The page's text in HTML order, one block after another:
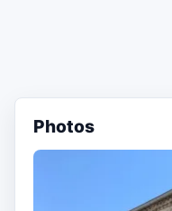
Photos